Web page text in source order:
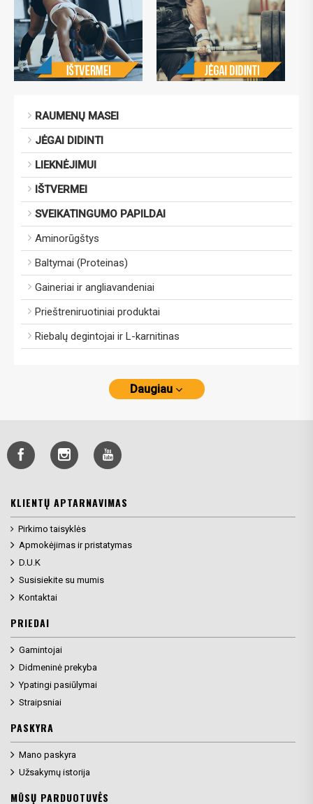
RAUMENŲ MASEI
JĖGAI DIDINTI
LIEKNĖJIMUI
IŠTVERMEI
SVEIKATINGUMO PAPILDAI
Aminorūgštys
Baltymai (Proteinas)
Gaineriai ir angliavandeniai
Prieštreniruotiniai produktai
Riebalų degintojai ir L-karnitinas
Daugiau
KLIENTŲ APTARNAVIMAS
Pirkimo taisyklės
Apmokėjimas ir pristatymas
D.U.K
Susisiekite su mumis
Kontaktai
PRIEDAI
Gamintojai
Didmeninė prekyba
Ypatingi pasiūlymai
Straipsniai
PASKYRA
Mano paskyra
Užsakymų istorija
MŪSŲ PARDUOTUVĖS